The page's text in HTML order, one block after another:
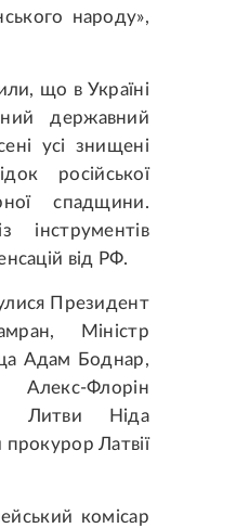
народу»,
що в Україні
державний
усі знищені
російської
спадщини.
від РФ.
Президент
Міністр
Адам Боднар,
Флорін
Литви Ніда
Латвії
комісар